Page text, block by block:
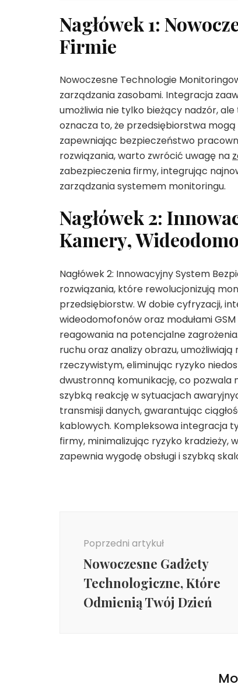
Nagłówek 1:
Firmie
Nowoczesne Technologie
zarządzania zasobami. Integracja
umożliwia nie tylko bieżący nadzór,
oznacza to, że przedsiębiorstwa
zapewniając bezpieczeństwo
rozwiązania, warto zwrócić uwagę na
zabezpieczenia firmy, integrując
zarządzania systemem monitoringu.
Nagłówek 2:
Kamery,
Nagłówek 2: Innowacyjny System
rozwiązania, które rewolucjonizują
przedsiębiorstw. W dobie cyfryzacji,
wideodomofonów oraz modułami
reagowania na potencjalne
ruchu oraz analizy obrazu,
rzeczywistym, eliminując ryzyko
dwustronną komunikację, co pozwala
szybką reakcję w sytuacjach
transmisji danych, gwarantując
kablowych. Kompleksowa integracja
firmy, minimalizując ryzyko kradzieży,
zapewnia wygodę obsługi i szybką
Poprzedni artykuł
Nowoczesne Gadżety
Technologiczne, Które
Odmienią Twój Dzień